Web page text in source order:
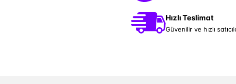
Hızlı Teslimat
Güvenilir ve hızlı